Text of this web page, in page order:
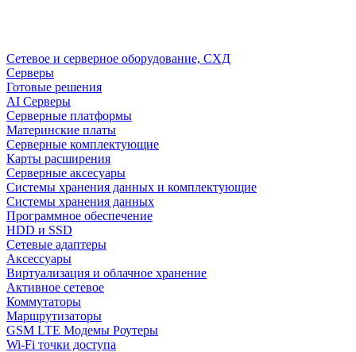
Сетевое и серверное оборудование, СХД
Cерверы
Готовые решения
AI Серверы
Серверные платформы
Материнские платы
Серверные комплектующие
Карты расширения
Серверные аксесуары
Системы хранения данных и комплектующие
Системы хранения данных
Программное обеспечение
HDD и SSD
Сетевые адаптеры
Аксессуары
Виртуализация и облачное хранение
Активное сетевое
Коммутаторы
Маршрутизаторы
GSM LTE Модемы Роутеры
Wi-Fi точки доступа